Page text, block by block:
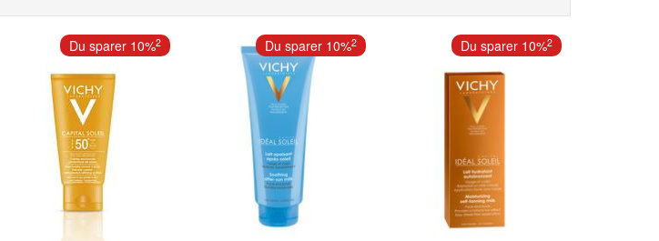
Du sparer 10%2 Du sparer 10%2 Du sparer 10%2